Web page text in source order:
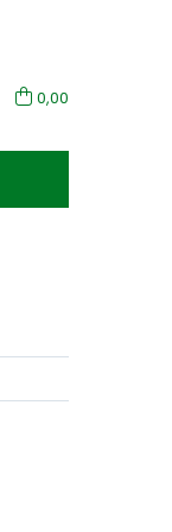
0,00